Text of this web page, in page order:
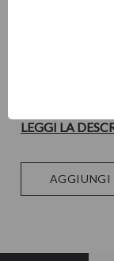
LEGGI LA
attuale:AGGIUNGI